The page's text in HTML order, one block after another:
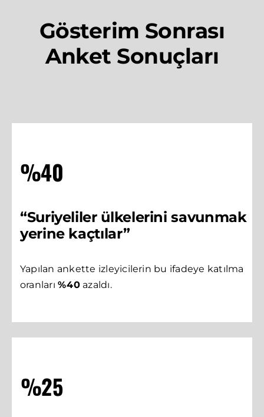
Gösterim Sonrası
Anket Sonuçları
%40
“Suriyeliler ülkelerini savunmak
yerine kaçtılar”
Yapılan ankette izleyicilerin bu ifadeye katılma
oranları%40azaldı.
%25